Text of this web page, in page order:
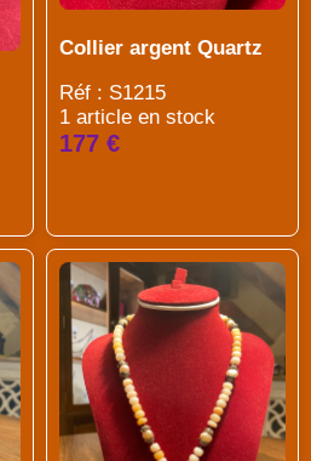
Collier argent Quartz
Réf : S1215
1 article en stock
177 €